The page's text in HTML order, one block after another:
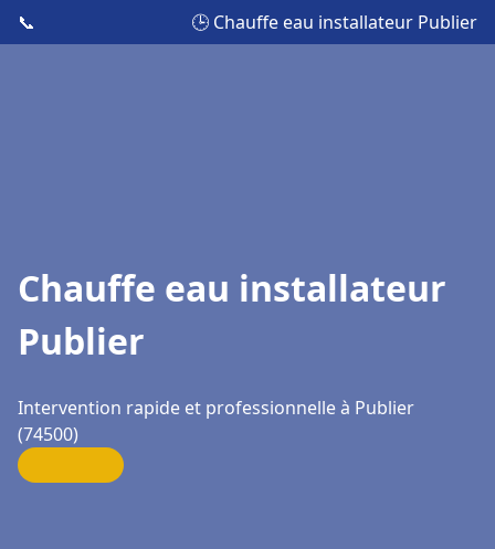
📞 🕒 Chauffe eau installateur Publier
Chauffe eau installateur
Publier
Intervention rapide et professionnelle à Publier
(74500)